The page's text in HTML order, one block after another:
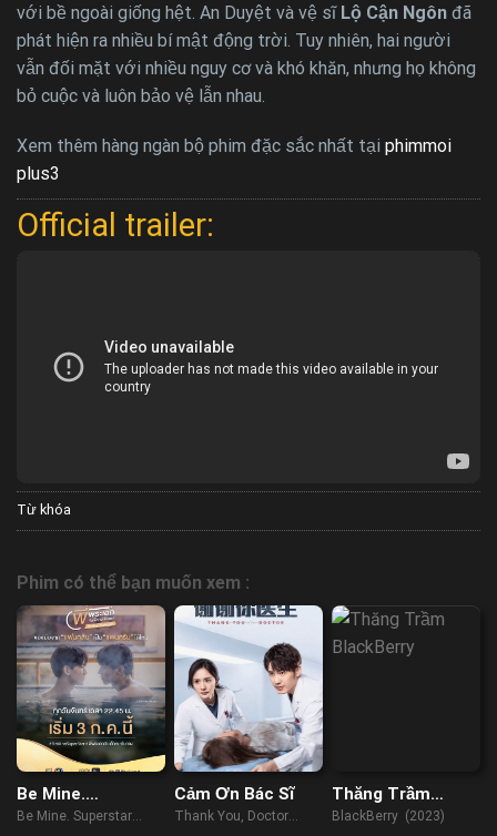
với bề ngoài giống hệt. An Duyệt và vệ sĩ Lộ Cận Ngôn đã
phát hiện ra nhiều bí mật động trời. Tuy nhiên, hai người
vẫn đối mặt với nhiều nguy cơ và khó khăn, nhưng họ không
bỏ cuộc và luôn bảo vệ lẫn nhau.
Xem thêm hàng ngàn bộ phim đặc sắc nhất tại phimmoi
plus3
Official trailer:
Từ khóa
Phim có thể bạn muốn xem :
Be Mine.
Superstar
Be Mine. Superstar
Cảm Ơn Bác Sĩ
Thank You, Doctor
Thăng Trầm
BlackBerry
BlackBerry (2023)